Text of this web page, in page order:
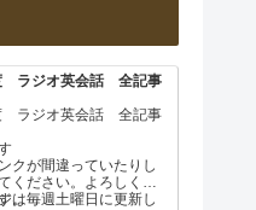
ラジオ英会話 全記事
ラジオ英会話 全記事
クが間違っていたりし
ください。よろしくお
。
は毎週土曜日に更新し